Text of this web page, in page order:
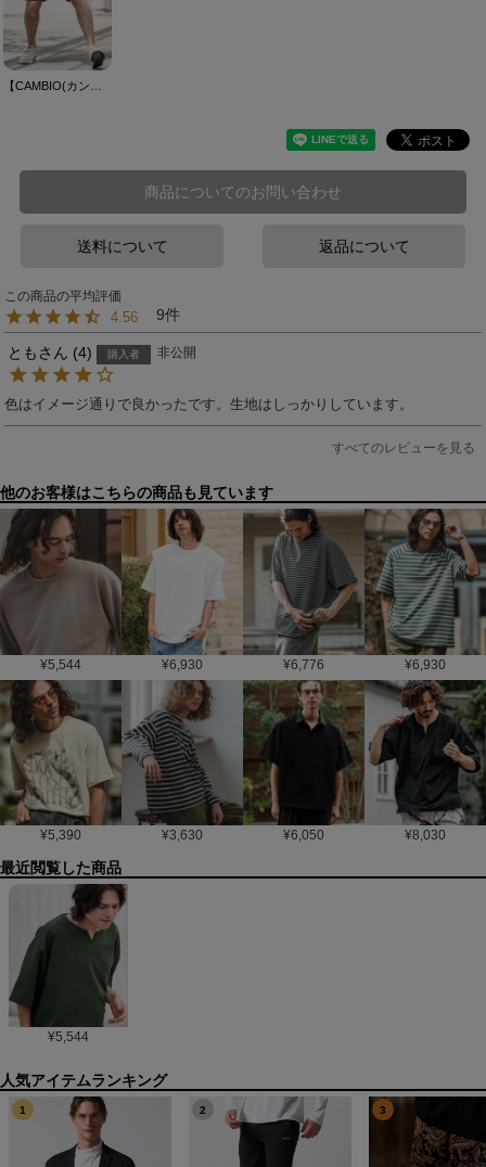
商品についてのお問い合わせ
送料について 返品について
4.56 9
とも 4 購入者 非公開
色はイメージ通りで良かったです。生地はしっかりしています。
すべてのレビューを見る
他のお客様はこちらの商品も見ています
¥5,544 ¥6,930 ¥6,776 ¥6,930
¥5,390 ¥3,630 ¥6,050 ¥8,030
最近閲覧した商品
¥5,544
1 2 3